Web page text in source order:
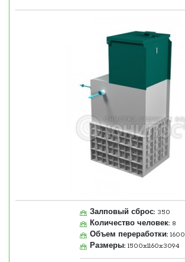
Залповый сброс: 350
Количество человек: 8
Объем переработки: 1600
Размеры: 1500x1160x3094